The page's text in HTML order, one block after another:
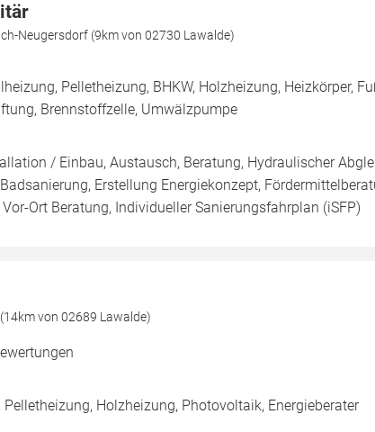
Neugersdorf (9km von 02730 Lawalde)
Pelletheizung, BHKW, Holzheizung, Heizkörper,
Brennstoffzelle, Umwälzpumpe
/ Einbau, Austausch, Beratung, Hydraulischer
Erstellung Energiekonzept,
Ort Beratung, Individueller Sanierungsfahrplan (iSFP)
von 02689 Lawalde)
Holzheizung, Photovoltaik, Energieberater